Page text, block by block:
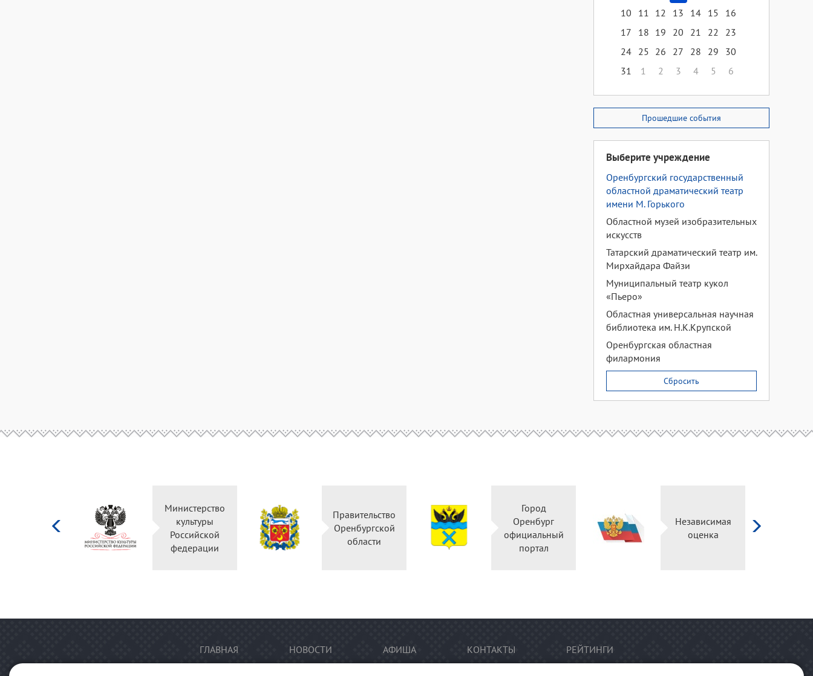
10
11 12 13 14 15
16
17
18 19 20 21 22
23
24 25 26 27 28 29
30
31
1 2 3 4 5 6
Прошедшие события
Выберите учреждение
Оренбургский государственный
областной драматический театр
имени М. Горького
Областной музей изобразительных
искусств
Татарский драматический театр им.
Мирхайдара Файзи
Муниципальный театр кукол
«Пьеро»
Областная универсальная научная
библиотека им. Н.К.Крупской
Оренбургская областная
филармония
Сбросить
Министерство
культуры
Российской
федерации
Правительство
Оренбургской
области
Город
Оренбург
официальный
портал
Независимая
оценка
ГЛАВНАЯ НОВОСТИ АФИША КОНТАКТЫ РЕЙТИНГИ